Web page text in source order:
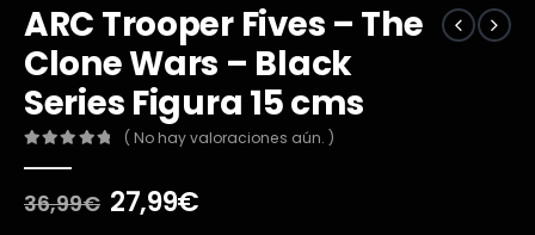
ARC Trooper Fives – The
Clone Wars – Black
Series Figura 15 cms
( No hay valoraciones aún. )
36,99€ El
27,99€El